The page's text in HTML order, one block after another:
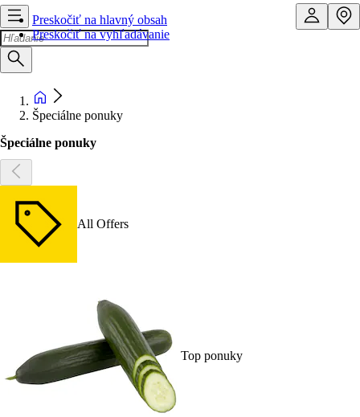
Preskočiť na hlavný obsah
Preskočiť na vyhľadávanie
Špeciálne ponuky
Špeciálne ponuky
All Offers
Top ponuky